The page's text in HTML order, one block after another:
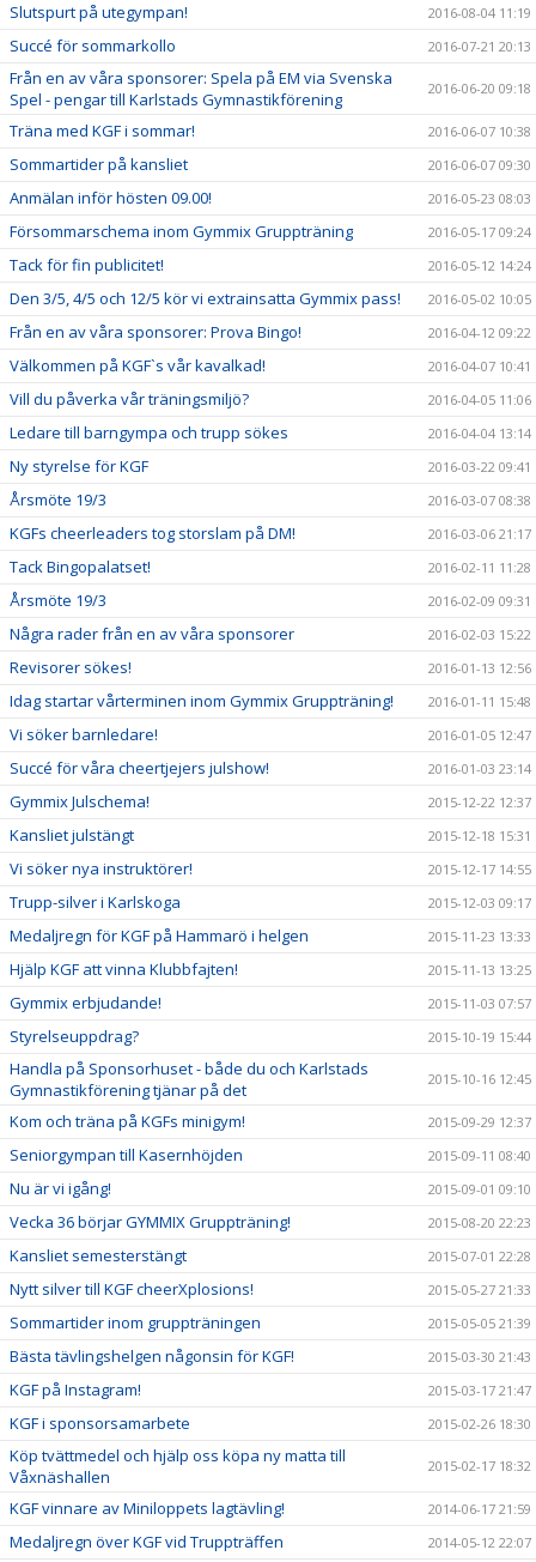
Slutspurt på utegympan! 2016-08-04 11:19
Succé för sommarkollo 2016-07-21 20:13
Från en av våra sponsorer: Spela på EM via Svenska
Spel - pengar till Karlstads Gymnastikförening
2016-06-20 09:18
Träna med KGF i sommar! 2016-06-07 10:38
Sommartider på kansliet 2016-06-07 09:30
Anmälan inför hösten 09.00! 2016-05-23 08:03
Försommarschema inom Gymmix Gruppträning 2016-05-17 09:24
Tack för fin publicitet! 2016-05-12 14:24
Den 3/5, 4/5 och 12/5 kör vi extrainsatta Gymmix pass! 2016-05-02 10:05
Från en av våra sponsorer: Prova Bingo! 2016-04-12 09:22
Välkommen på KGF`s vår kavalkad! 2016-04-07 10:41
Vill du påverka vår träningsmiljö? 2016-04-05 11:06
Ledare till barngympa och trupp sökes 2016-04-04 13:14
Ny styrelse för KGF 2016-03-22 09:41
Årsmöte 19/3 2016-03-07 08:38
KGFs cheerleaders tog storslam på DM! 2016-03-06 21:17
Tack Bingopalatset! 2016-02-11 11:28
Årsmöte 19/3 2016-02-09 09:31
Några rader från en av våra sponsorer 2016-02-03 15:22
Revisorer sökes! 2016-01-13 12:56
Idag startar vårterminen inom Gymmix Gruppträning! 2016-01-11 15:48
Vi söker barnledare! 2016-01-05 12:47
Succé för våra cheertjejers julshow! 2016-01-03 23:14
Gymmix Julschema! 2015-12-22 12:37
Kansliet julstängt 2015-12-18 15:31
Vi söker nya instruktörer! 2015-12-17 14:55
Trupp-silver i Karlskoga 2015-12-03 09:17
Medaljregn för KGF på Hammarö i helgen 2015-11-23 13:33
Hjälp KGF att vinna Klubbfajten! 2015-11-13 13:25
Gymmix erbjudande! 2015-11-03 07:57
Styrelseuppdrag? 2015-10-19 15:44
Handla på Sponsorhuset - både du och Karlstads
Gymnastikförening tjänar på det
2015-10-16 12:45
Kom och träna på KGFs minigym! 2015-09-29 12:37
Seniorgympan till Kasernhöjden 2015-09-11 08:40
Nu är vi igång! 2015-09-01 09:10
Vecka 36 börjar GYMMIX Gruppträning! 2015-08-20 22:23
Kansliet semesterstängt 2015-07-01 22:28
Nytt silver till KGF cheerXplosions! 2015-05-27 21:33
Sommartider inom gruppträningen 2015-05-05 21:39
Bästa tävlingshelgen någonsin för KGF! 2015-03-30 21:43
KGF på Instagram! 2015-03-17 21:47
KGF i sponsorsamarbete 2015-02-26 18:30
Köp tvättmedel och hjälp oss köpa ny matta till
Våxnäshallen
2015-02-17 18:32
KGF vinnare av Miniloppets lagtävling! 2014-06-17 21:59
Medaljregn över KGF vid Truppträffen 2014-05-12 22:07